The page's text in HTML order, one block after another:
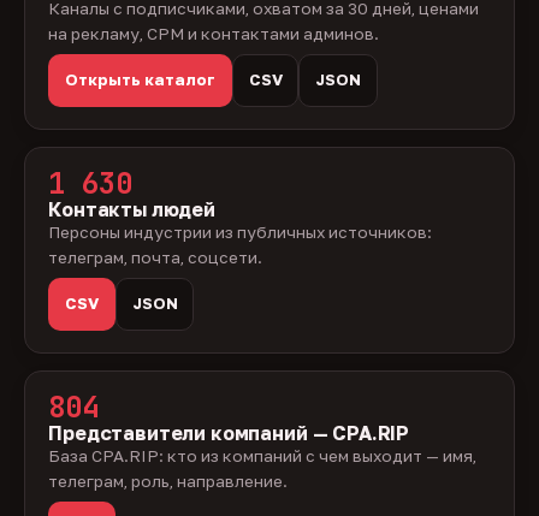
Каналы с подписчиками, охватом за 30 дней, ценами
на рекламу, CPM и контактами админов.
Открыть каталог CSV JSON
1 630
Контакты людей
Персоны индустрии из публичных источников:
телеграм, почта, соцсети.
CSV JSON
804
Представители компаний — CPA.RIP
База CPA.RIP: кто из компаний с чем выходит — имя,
телеграм, роль, направление.